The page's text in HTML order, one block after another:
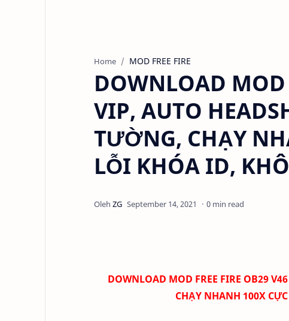
Home MOD FREE FIRE
DOWNLOAD MOD
VIP, AUTO
TƯỜNG, CHẠY
LỖI KHÓA ID,
0 min read
DOWNLOAD MOD FREE FIRE OB29
CHẠY NHANH 100X